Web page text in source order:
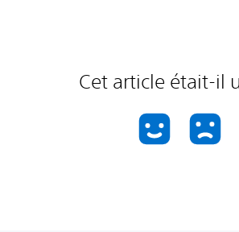
Cet article était-il